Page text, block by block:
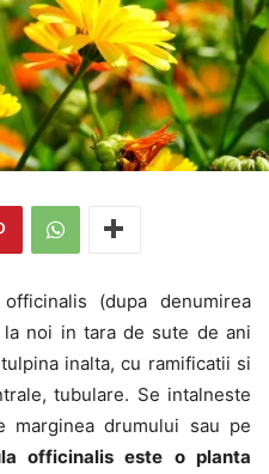
(dupa denumirea
noi in tara de sute de ani
inalta, cu ramificatii si
tubulare. Se intalneste
marginea drumului sau pe
officinalis este o planta